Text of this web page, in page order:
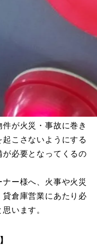
が火災・事故に巻き
こさないようにする
必要となってくるの
ー様へ、火事や火災
倉庫営業にあたり必
います。